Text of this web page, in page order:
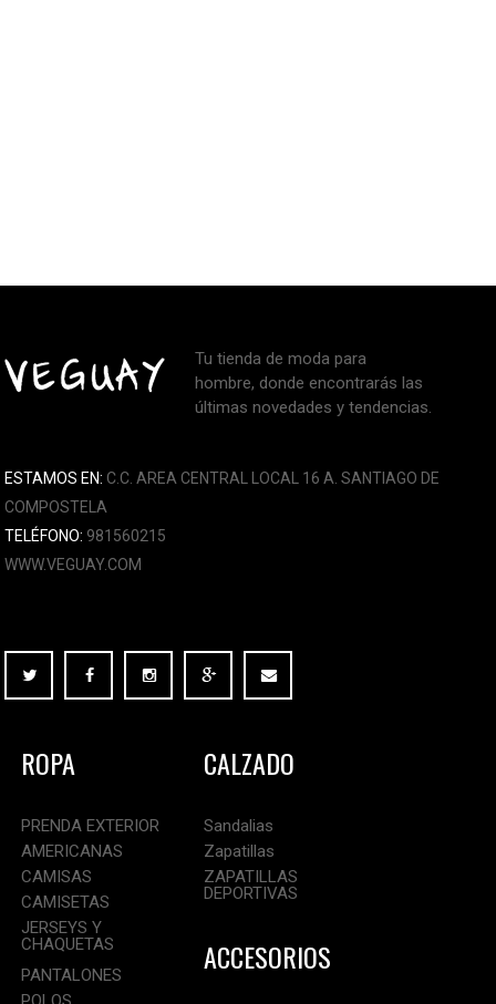
Tu tienda de moda para
hombre, donde encontrarás las
últimas novedades y tendencias.
ESTAMOS EN: C.C. AREA CENTRAL LOCAL 16 A. SANTIAGO DE
COMPOSTELA
TELÉFONO: 981560215
WWW.VEGUAY.COM
ROPA
PRENDA EXTERIOR
AMERICANAS
CAMISAS
CAMISETAS
JERSEYS Y
CHAQUETAS
PANTALONES
CALZADO
Sandalias
Zapatillas
ZAPATILLAS
DEPORTIVAS
ACCESORIOS